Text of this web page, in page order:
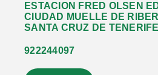
ESTACION FRED OLSEN
CIUDAD MUELLE DE
SANTA CRUZ DE
922244097